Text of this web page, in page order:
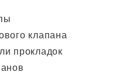
клапана
прокладок